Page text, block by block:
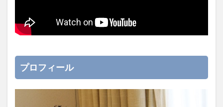
プロフィール